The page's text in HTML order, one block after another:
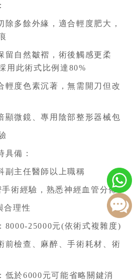
除多餘外緣，適合輕度肥大，
留自然皺褶，術後觸感更柔
用此術式比例達80%
輕度色素沉著，無需開刀但改
顯微鏡、專用陰部整形器械包
具備：
副主任醫師以上職稱
術經驗，熟悉神經血管分佈
合理性
8000-25000元(依術式複雜度)
前檢查、麻醉、手術耗材、術
低於6000元可能省略關鍵消